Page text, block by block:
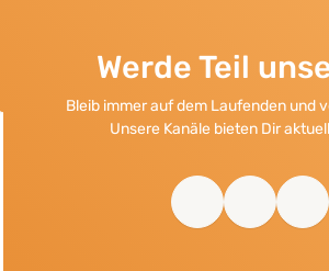
Werde Teil
Bleib immer auf dem Laufenden und
Unsere Kanäle bieten Dir